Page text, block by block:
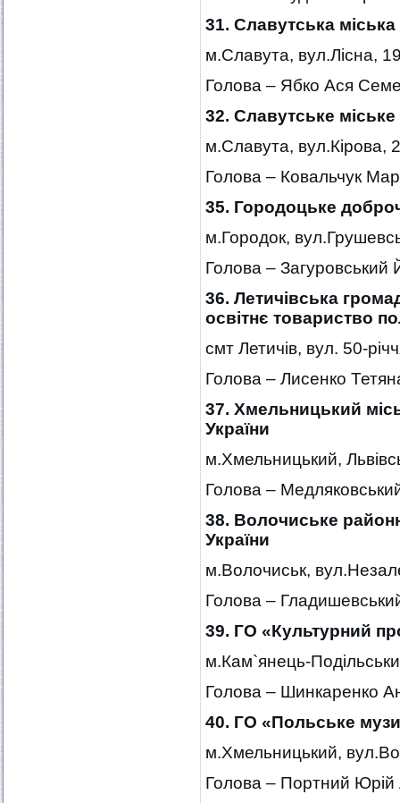
31. Славутська
м.Славута, вул.Лісна,
Голова – Ябко Ася
32. Славутське міське
м.Славута, вул.Кірова,
Голова – Ковальчук
35. Городоцьке
м.Городок,
Голова – Загуровський
36. Летичівська
освітнє товариство
смт Летичів, вул. 50-
Голова – Лисенко
37. Хмельницький
України
м.Хмельницький,
Голова –
38. Волочиське
України
м.Волочиськ,
Голова –
39. ГО «Культурний
м.Кам`янець-
Голова – Шинкаренко
40. ГО «Польське
м.Хмельницький,
Голова – Портний Юрій